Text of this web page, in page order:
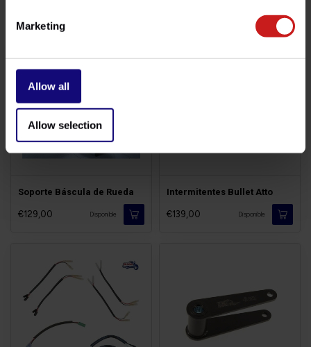
Marketing
Allow all
Allow selection
Soporte Báscula de Rueda
€129,00 Disponible
Intermitentes Bullet Atto
€139,00 Disponible